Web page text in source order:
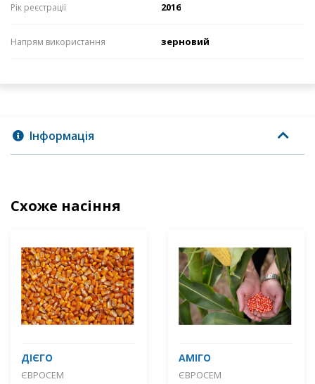
Рік реєстрації 2016
Напрям використання зерновий
Інформація
Схоже насіння
ДІЄГО
ЄВРОСЕМ
АМІГО
ЄВРОСЕМ